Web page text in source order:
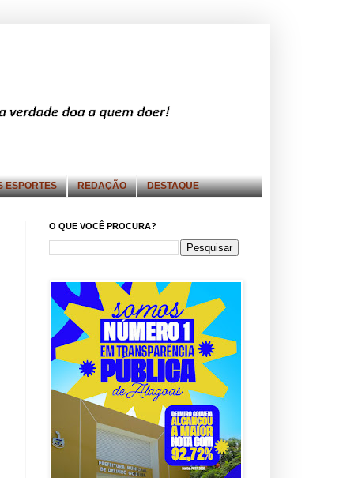
ESPORTES REDAÇÃO DESTAQUE
O QUE VOCÊ PROCURA?